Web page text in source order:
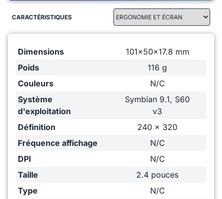
CARACTÉRISTIQUES
Dimensions
101x50x17.8 mm
Poids
116 g
Couleurs
N/C
Système
d'exploitation
Symbian 9.1, S60
v3
Définition
240 x 320
Fréquence affichage
N/C
DPI
N/C
Taille
2.4 pouces
Type
N/C